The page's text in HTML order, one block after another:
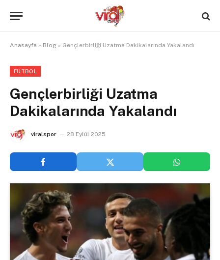
Anasayfa » Blog » Gençlerbirliği Uzatma Dakikalarında Yakalandı
FUTBOL
Gençlerbirliği Uzatma
Dakikalarında Yakalandı
viralspor 28 Eylül 2025